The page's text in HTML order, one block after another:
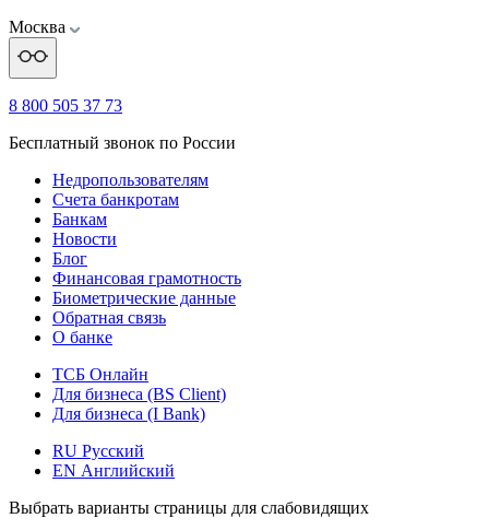
Москва
8 800 505 37 73
Бесплатный звонок по России
Недропользователям
Счета банкротам
Банкам
Новости
Блог
Финансовая грамотность
Биометрические данные
Обратная связь
О банке
ТСБ Онлайн
Для бизнеса (BS Client)
Для бизнеса (I Bank)
RU Русский
EN Английский
Выбрать варианты страницы для слабовидящих